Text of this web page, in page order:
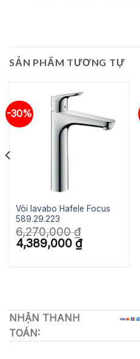
SẢN PHẨM TƯƠNG TỰ
-30%
Vòi lavabo Hafele Focus
589.29.223
6,270,000₫
Giá
gốc
4,389,000 ₫Giá
hiện
NHẬN THANH
TOÁN: